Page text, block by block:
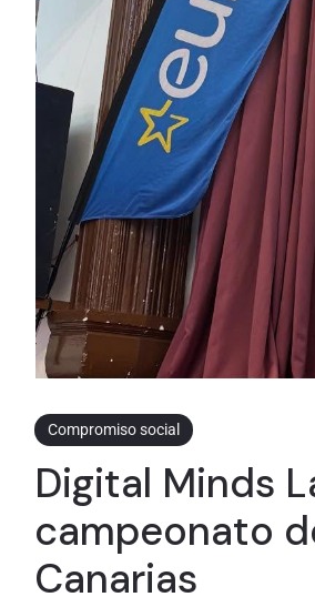
Compromiso social
Digital Minds
campeonato
Canarias